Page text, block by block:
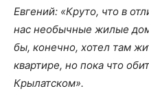
Евгений: «Круто, что в
нас необычные жилые
бы, конечно, хотел там
квартире, но пока что
Крылатском».